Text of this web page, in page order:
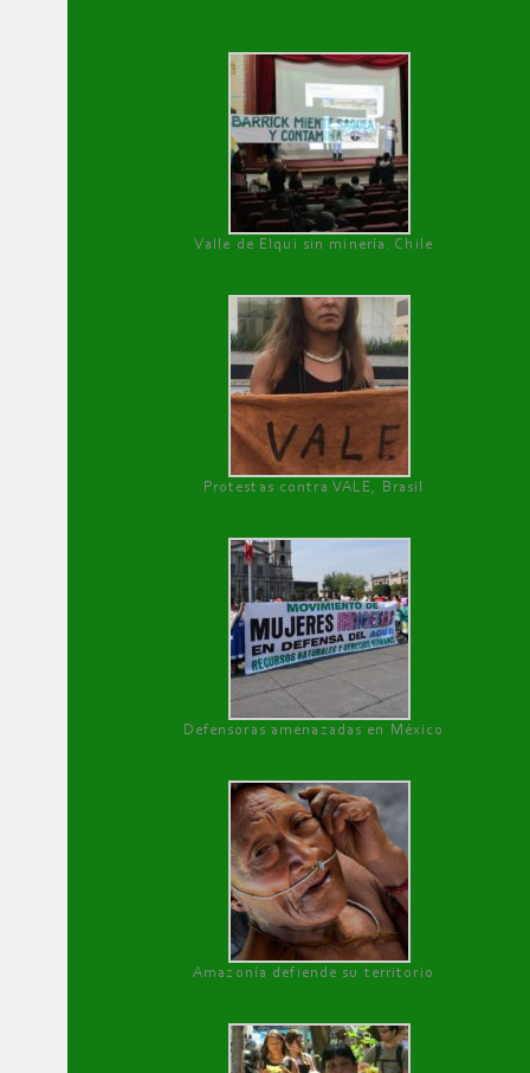
Valle de Elqui sin minería. Chile
Protestas contra VALE, Brasil
Defensoras amenazadas en México
Amazonía defiende su territorio